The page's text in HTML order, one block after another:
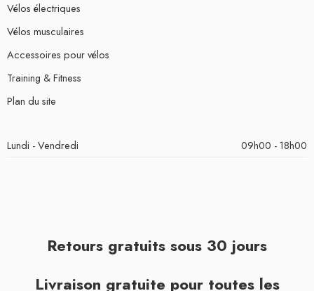
Vélos électriques
Vélos musculaires
Accessoires pour vélos
Training & Fitness
Plan du site
Lundi - Vendredi 09h00 - 18h00
Retours gratuits sous 30 jours
Livraison gratuite pour toutes les